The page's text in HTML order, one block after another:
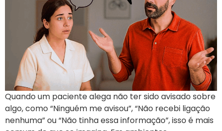
Quando um paciente alega não ter sido avisado sobre
algo, como “Ninguém me avisou”, “Não recebi ligação
nenhuma” ou “Não tinha essa informação”, isso é mais